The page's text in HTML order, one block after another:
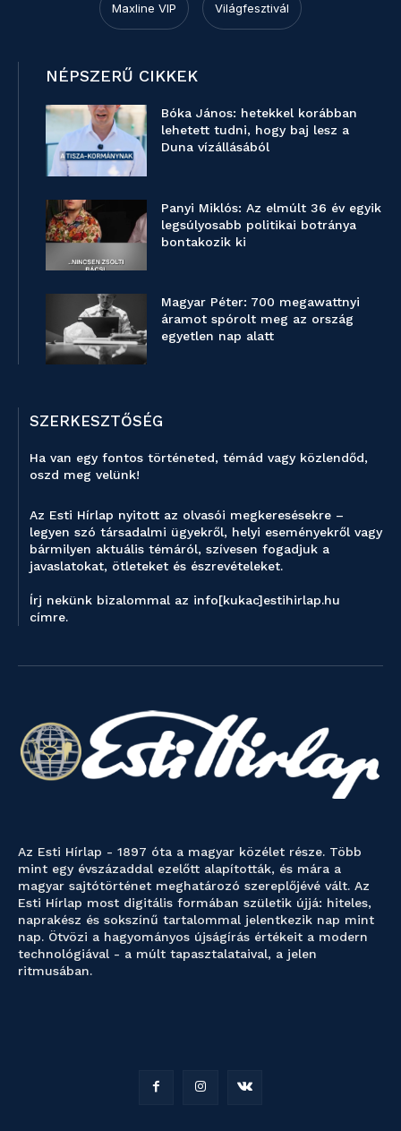
Maxline VIP Világfesztivál
NÉPSZERŰ CIKKEK
Bóka János: hetekkel korábban
lehetett tudni, hogy baj lesz a
Duna vízállásából
Panyi Miklós: Az elmúlt 36 év egyik
legsúlyosabb politikai botránya
bontakozik ki
Magyar Péter: 700 megawattnyi
áramot spórolt meg az ország
egyetlen nap alatt
SZERKESZTŐSÉG
Ha van egy fontos történeted, témád vagy közlendőd,
oszd meg velünk!
Az Esti Hírlap nyitott az olvasói megkeresésekre –
legyen szó társadalmi ügyekről, helyi eseményekről vagy
bármilyen aktuális témáról, szívesen fogadjuk a
javaslatokat, ötleteket és észrevételeket.
Írj nekünk bizalommal az info[kukac]estihirlap.hu
címre.
Az Esti Hírlap - 1897 óta a magyar közélet része. Több
mint egy évszázaddal ezelőtt alapították, és mára a
magyar sajtótörténet meghatározó szereplőjévé vált. Az
Esti Hírlap most digitális formában születik újjá: hiteles,
naprakész és sokszínű tartalommal jelentkezik nap mint
nap. Ötvözi a hagyományos újságírás értékeit a modern
technológiával - a múlt tapasztalataival, a jelen
ritmusában.